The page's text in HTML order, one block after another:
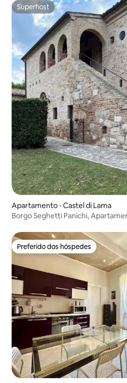
Superhost
Superhost
Apartamento ⋅ Castel di Lama
Borgo Seghetti Panichi,
Preferido dos hóspedes
Preferido dos hóspedes